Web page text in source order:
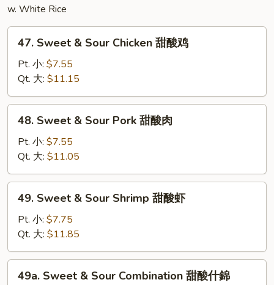
w. White Rice
Sweet
Sour
Chicken
甜
47. Sweet & Sour Chicken 甜酸鸡
Pt. 小: $7.55
Qt. 大: $11.15
Sweet
Sour
Pork
甜
48. Sweet & Sour Pork 甜酸肉
Pt. 小: $7.55
Qt. 大: $11.05
Sweet
Sour
Shrimp
甜
49. Sweet & Sour Shrimp 甜酸虾
Pt. 小: $7.75
Qt. 大: $11.85
Sweet
49a. Sweet & Sour Combination 甜酸什錦